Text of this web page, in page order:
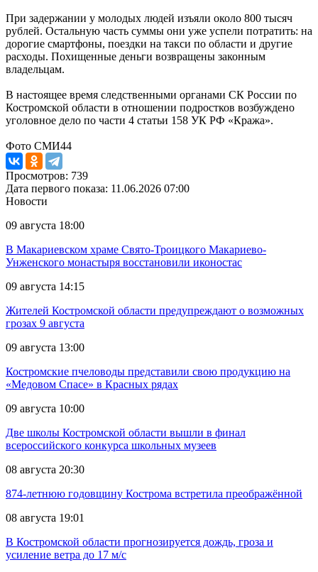
При задержании у молодых людей изъяли около 800 тысяч
рублей. Остальную часть суммы они уже успели потратить: на
дорогие смартфоны, поездки на такси по области и другие
расходы. Похищенные деньги возвращены законным
владельцам.
В настоящее время следственными органами СК России по
Костромской области в отношении подростков возбуждено
уголовное дело по части 4 статьи 158 УК РФ «Кража».
Фото СМИ44
Просмотров: 739
Дата первого показа: 11.06.2026 07:00
Новости
09 августа 18:00
В Макариевском храме Свято-Троицкого Макариево-
Унженского монастыря восстановили иконостас
09 августа 14:15
Жителей Костромской области предупреждают о возможных
грозах 9 августа
09 августа 13:00
Костромские пчеловоды представили свою продукцию на
«Медовом Спасе» в Красных рядах
09 августа 10:00
Две школы Костромской области вышли в финал
всероссийского конкурса школьных музеев
08 августа 20:30
874-летнюю годовщину Кострома встретила преображённой
08 августа 19:01
В Костромской области прогнозируется дождь, гроза и
усиление ветра до 17 м/с